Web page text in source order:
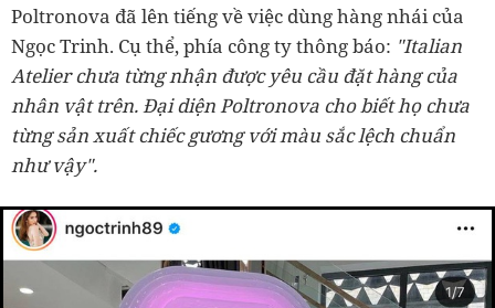
Poltronova đã lên tiếng về việc dùng hàng nhái của
Ngọc Trinh. Cụ thể, phía công ty thông báo: "Italian
Atelier chưa từng nhận được yêu cầu đặt hàng của
nhân vật trên. Đại diện Poltronova cho biết họ chưa
từng sản xuất chiếc gương với màu sắc lệch chuẩn
như vậy".